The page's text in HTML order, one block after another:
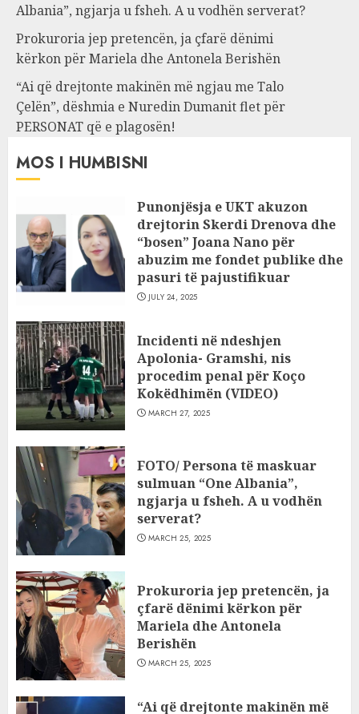
Albania”, ngjarja u fsheh. A u vodhën serverat?
Prokuroria jep pretencën, ja çfarë dënimi
kërkon për Mariela dhe Antonela Berishën
“Ai që drejtonte makinën më ngjau me Talo
Çelën”, dëshmia e Nuredin Dumanit flet për
PERSONAT që e plagosën!
MOS I HUMBISNI
Punonjësja e UKT akuzon
drejtorin Skerdi Drenova dhe
“bosen” Joana Nano për
abuzim me fondet publike dhe
pasuri të pajustifikuar
JULY 24, 2025
Incidenti në ndeshjen
Apolonia- Gramshi, nis
procedim penal për Koço
Kokëdhimën (VIDEO)
MARCH 27, 2025
FOTO/ Persona të maskuar
sulmuan “One Albania”,
ngjarja u fsheh. A u vodhën
serverat?
MARCH 25, 2025
Prokuroria jep pretencën, ja
çfarë dënimi kërkon për
Mariela dhe Antonela
Berishën
MARCH 25, 2025
“Ai që drejtonte makinën më